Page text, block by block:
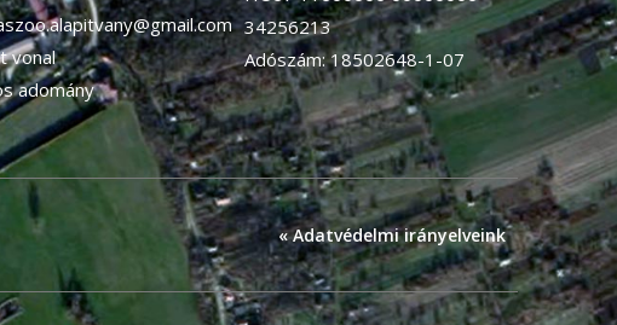
vonal
adomány
34256213
Adószám: 18502648-1-07
« Adatvédelmi irányelveink